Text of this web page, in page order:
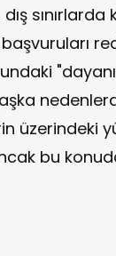
üzerindeki
bu